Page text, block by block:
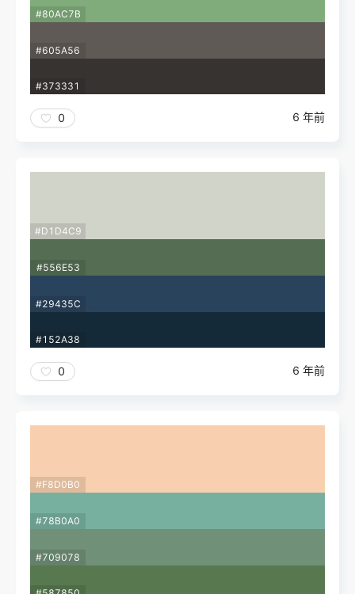
#80AC7B
#605A56
#373331
0 6 年前
#D1D4C9
#556E53
#29435C
#152A38
0 6 年前
#F8D0B0
#78B0A0
#709078